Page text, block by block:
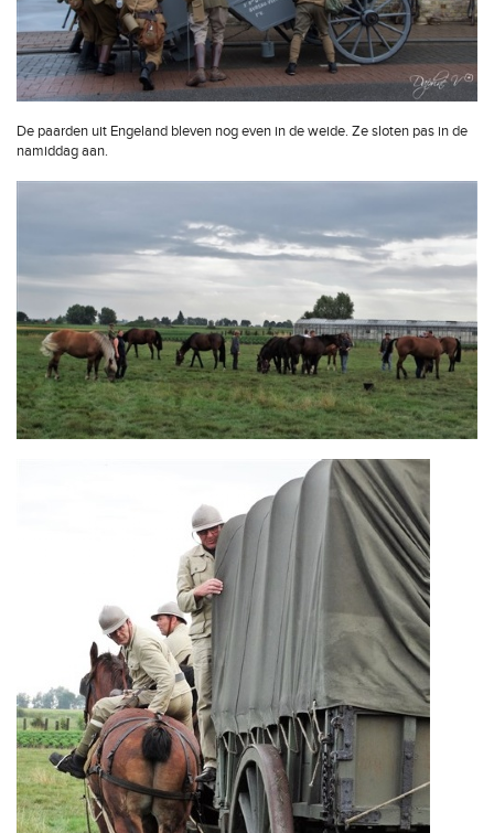
De paarden uit Engeland bleven nog even in de weide. Ze sloten pas in de
namiddag aan.